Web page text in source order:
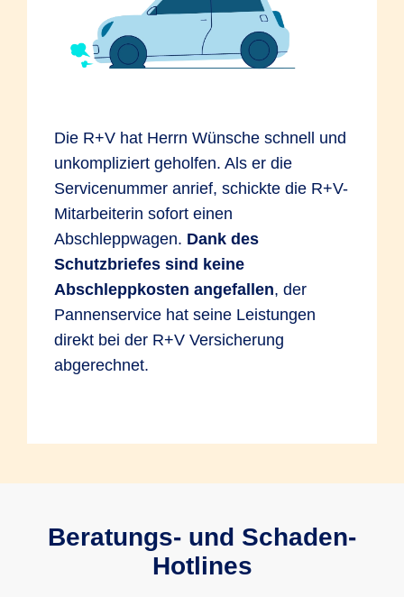
SF-Klasse 14 in SF-Klasse 6*.
*Beispielrechnung gemäß
Versagen von Mess-, Regel- oder
Sicherheitseinrichtungen. Aufspringen der
Motorhaube während der Fahrt, weil die
Fahrzeug.
Bruchschaden
In der KEX sind reine Bruchschäden ohne
Einwirkung von außen versichert. Sie
beruhen auf Materialfehlern oder
Überbeanspruchung.Beispiele:Das
Fahrzeug wird überladen und dadurch
kommt es zu einem Achsbruch. Die
Radaufhängung bricht aufgrund eines
Die R+V hat Herrn Wünsche schnell und
unkompliziert geholfen. Als er die
Servicenummer anrief, schickte die R+V-
Mitarbeiterin sofort einen
Abschleppwagen. Dank des
Schutzbriefes sind keine
Abschleppkosten angefallen, der
Pannenservice hat seine Leistungen
direkt bei der R+V Versicherung
abgerechnet.
Beratungs- und Schaden-
Hotlines